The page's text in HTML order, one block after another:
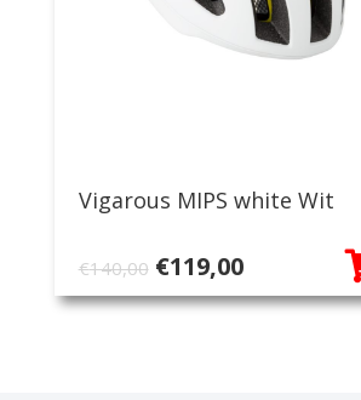
Vigarous MIPS white Wit
€140,00 Oorspronkelijke
prijs
€119,00Huidige
prijs